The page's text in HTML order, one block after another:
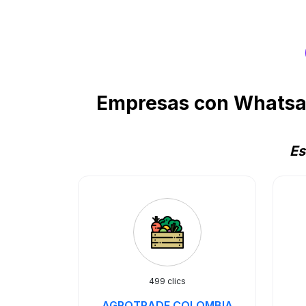
Empresas con
499 clics